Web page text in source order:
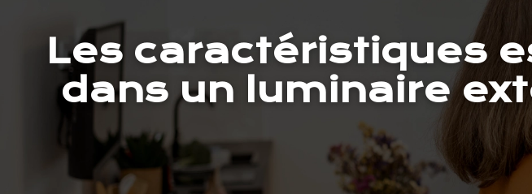
Les caractéristiques
dans un luminaire